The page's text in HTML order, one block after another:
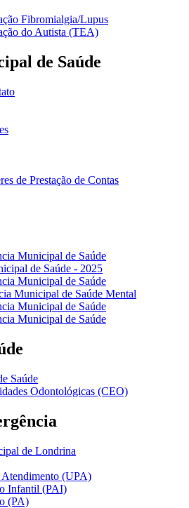
Fibromialgia/Lupus
do Autista (TEA)
de Saúde
de Prestação de Contas
Municipal de Saúde
de Saúde - 2025
Municipal de Saúde
Municipal de Saúde Mental
Municipal de Saúde
Municipal de Saúde
Saúde
Odontológicas (CEO)
de Londrina
(UPA)
Infantil (PAI)
(PA)